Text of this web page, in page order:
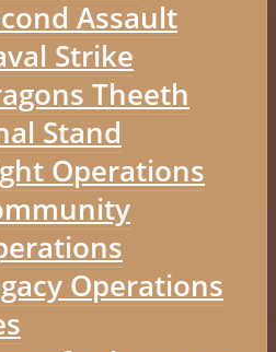
Assault
Strike
Theeth
Stand
Operations
Operations